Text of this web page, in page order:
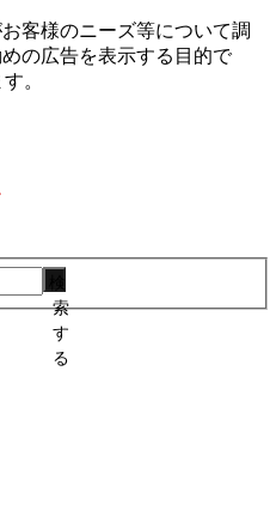
客様のニーズ等について調
の広告を表⽰する⽬的で
。
索
す
る